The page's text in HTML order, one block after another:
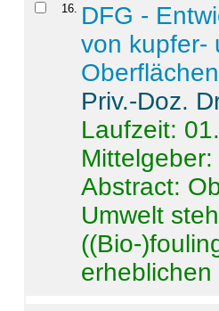
16
DFG -
von kupfer-
Priv.-Doz.
Laufzeit:
Abstract:
Umwelt
((Bio-